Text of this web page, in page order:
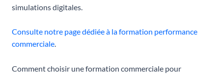
simulations digitales.
Consulte notre page dédiée à la formation performance
commerciale.
Comment choisir une formation commerciale pour